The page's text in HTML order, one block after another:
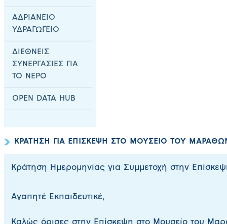
ΑΔΡΙΑΝΕΙΟ
ΥΔΡΑΓΩΓΕΙΟ
ΔΙΕΘΝΕΙΣ
ΣΥΝΕΡΓΑΣΙΕΣ ΓΙΑ
ΤΟ ΝΕΡΟ
OPEN DATA HUB
ΚΡΑΤΗΣΗ ΓΙΑ ΕΠΙΣΚΕΨΗ ΣΤΟ ΜΟΥΣΕΙΟ ΤΟΥ
Κράτηση Ημερομηνίας για Συμμετοχή στην
Αγαπητέ Εκπαιδευτικέ,